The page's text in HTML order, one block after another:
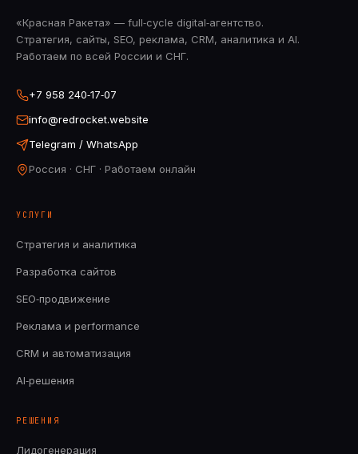
«Красная Ракета» — full‑cycle digital‑агентство.
Стратегия, сайты, SEO, реклама, CRM, аналитика и AI.
Работаем по всей России и СНГ.
+7 958 240‑17‑07
info@redrocket.website
Telegram / WhatsApp
Россия · СНГ · Работаем онлайн
УСЛУГИ
Стратегия и аналитика
Разработка сайтов
SEO‑продвижение
Реклама и performance
CRM и автоматизация
AI‑решения
РЕШЕНИЯ
Лидогенерация